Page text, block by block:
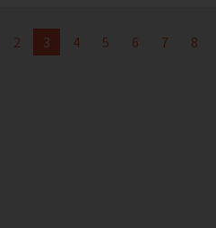
2 3 4 5 6 7 8